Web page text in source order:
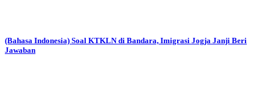
(Bahasa Indonesia) Soal KTKLN di Bandara, Imigrasi Jogja Janji Beri
Jawaban